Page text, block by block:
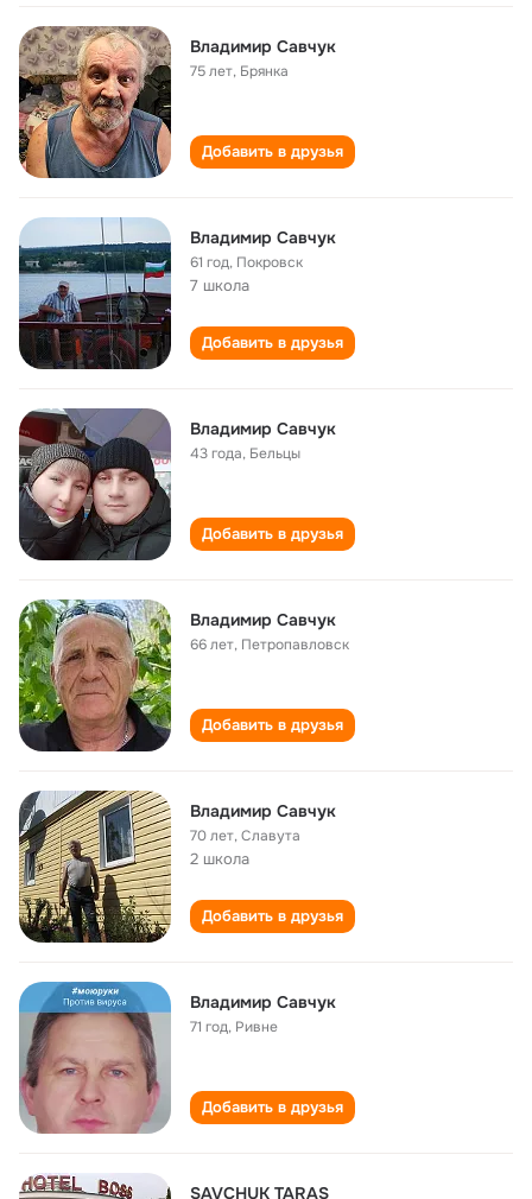
Владимир Савчук
75 лет, Брянка
Добавить в друзья
Владимир Савчук
61 год, Покровск
7 школа
Добавить в друзья
Владимир Савчук
43 года, Бельцы
Добавить в друзья
Владимир Савчук
66 лет, Петропавловск
Добавить в друзья
Владимир Савчук
70 лет,Славута
2 школа
Добавить в друзья
Владимир Савчук
71 год, Ривне
Добавить в друзья
SAVCHUK TARAS